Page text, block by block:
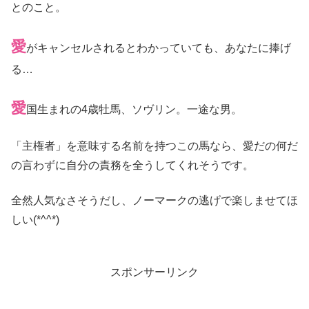
とのこと。
愛がキャンセルされるとわかっていても、あなたに捧げ
る…
愛国生まれの4歳牡馬、ソヴリン。一途な男。
「主権者」を意味する名前を持つこの馬なら、愛だの何だ
の言わずに自分の責務を全うしてくれそうです。
全然人気なさそうだし、ノーマークの逃げで楽しませてほ
しい(*^^*)
スポンサーリンク